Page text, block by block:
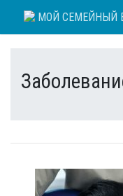
МОЙ СЕМЕЙНЫЙ